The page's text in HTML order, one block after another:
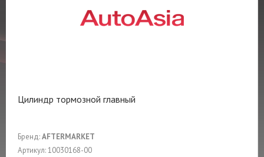
Цилиндр тормозной главный
Бренд:AFTERMARKET
Артикул: 10030168-00